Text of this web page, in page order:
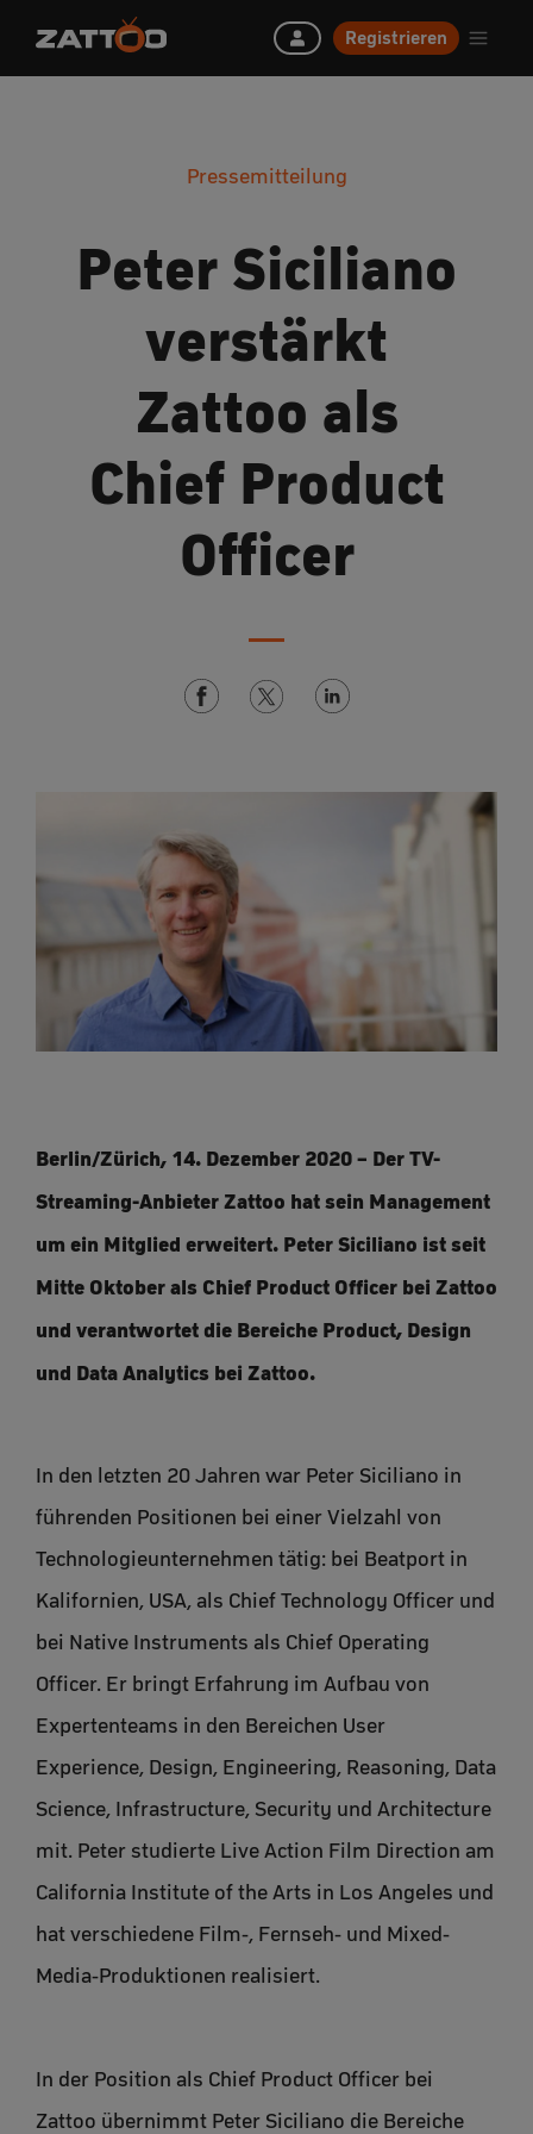
Registrieren
Pressemitteilung
Peter Siciliano
verstärkt
Zattoo als
Chief Product
Officer
Berlin/Zürich, 14. Dezember 2020 – Der TV-
Streaming-Anbieter Zattoo hat sein Management
um ein Mitglied erweitert. Peter Siciliano ist seit
Mitte Oktober als Chief Product Officer bei Zattoo
und verantwortet die Bereiche Product, Design
und Data Analytics bei Zattoo.
In den letzten 20 Jahren war Peter Siciliano in
führenden Positionen bei einer Vielzahl von
Technologieunternehmen tätig: bei Beatport in
Kalifornien, USA, als Chief Technology Officer und
bei Native Instruments als Chief Operating
Officer. Er bringt Erfahrung im Aufbau von
Expertenteams in den Bereichen User
Experience, Design, Engineering, Reasoning, Data
Science, Infrastructure, Security und Architecture
mit. Peter studierte Live Action Film Direction am
California Institute of the Arts in Los Angeles und
hat verschiedene Film-, Fernseh- und Mixed-
Media-Produktionen realisiert.
In der Position als Chief Product Officer bei
Zattoo übernimmt Peter Siciliano die Bereiche